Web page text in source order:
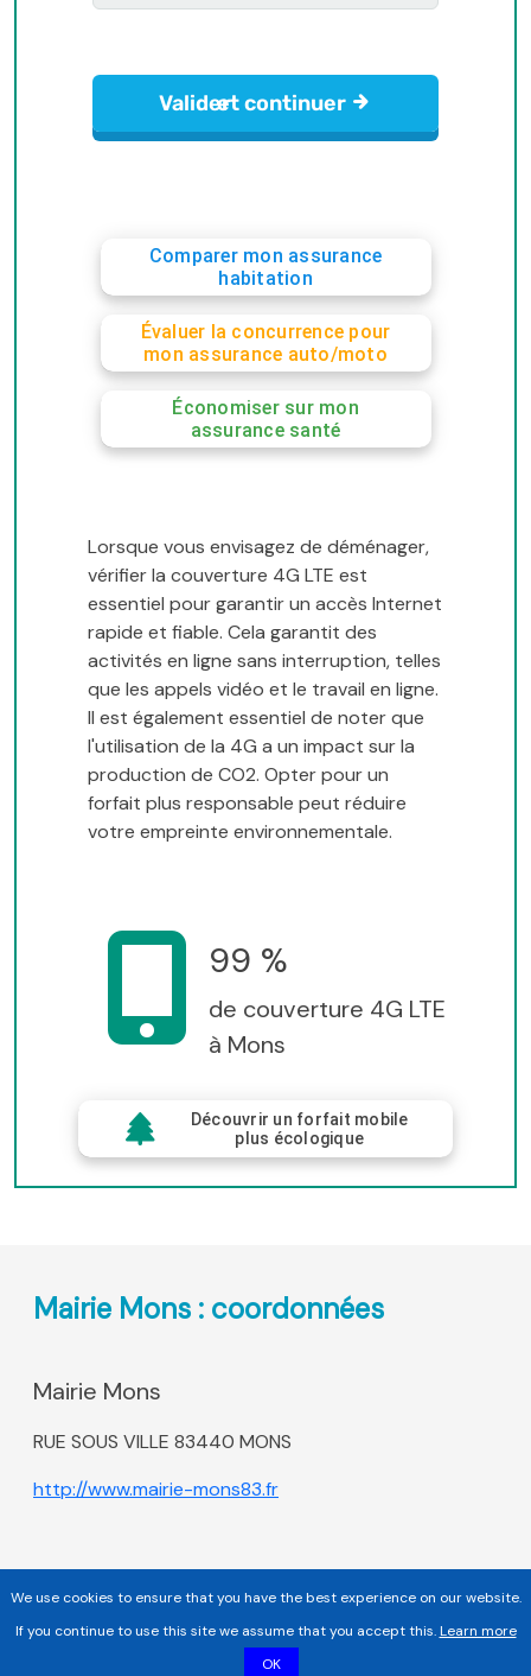
Comparer mon assurance
habitation
Évaluer la concurrence pour
mon assurance auto/moto
Économiser sur mon
assurance santé
Lorsque vous envisagez de déménager,
vérifier la couverture 4G LTE est
essentiel pour garantir un accès Internet
rapide et fiable. Cela garantit des
activités en ligne sans interruption, telles
que les appels vidéo et le travail en ligne.
Il est également essentiel de noter que
l'utilisation de la 4G a un impact sur la
production de CO2. Opter pour un
forfait plus responsable peut réduire
votre empreinte environnementale.
99 %
de couverture 4G LTE
à Mons
Découvrir un forfait mobile
plus écologique
Mairie Mons : coordonnées
Mairie Mons
RUE SOUS VILLE 83440 MONS
http://www.mairie-mons83.fr
We use cookies to ensure that you have the best experience on our website.
If you continue to use this site we assume that you accept this.Learn more
OK